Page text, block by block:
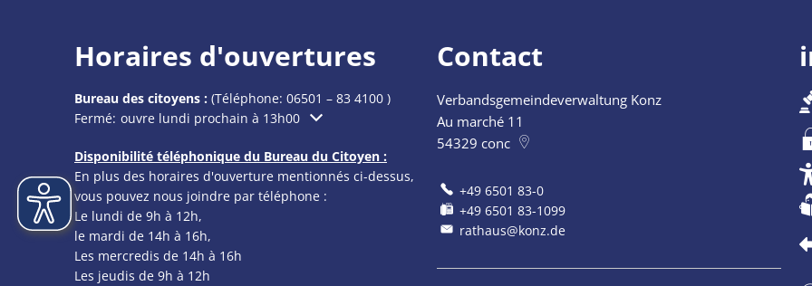
Horaires d'ouvertures
Bureau des citoyens : (Téléphone: 06501 – 83 4100 )
Cliquez pour masquer les heures d'ouverture ou de fermeture supplémentaires
Fermé: ouvre lundi prochain à 13h00
Disponibilité téléphonique du Bureau du Citoyen :
En plus des horaires d'ouverture mentionnés ci-dessus,
vous pouvez nous joindre par téléphone :
Le lundi de 9h à 12h,
le mardi de 14h à 16h,
Les mercredis de 14h à 16h
Les jeudis de 9h à 12h
Contact
Verbandsgemeindeverwaltung Konz
Au marché 11
54329 conc
+49 6501 83-0
+49 6501 83-1099
rathaus@konz.de